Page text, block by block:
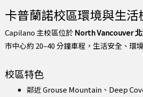
卡普蘭諾校區環境與生活
Capilano 主校區位於North Vancouver
市中心約 20–40 分鐘車程，生活安全、環
校區特色
鄰近 Grouse Mountain、Deep